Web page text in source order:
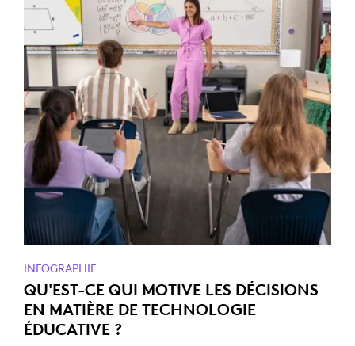
INFOGRAPHIE
QU'EST-CE QUI MOTIVE LES DÉCISIONS
EN MATIÈRE DE TECHNOLOGIE
ÉDUCATIVE ?